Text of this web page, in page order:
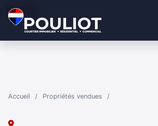
Accueil / Propriétés vendues /
VENDU